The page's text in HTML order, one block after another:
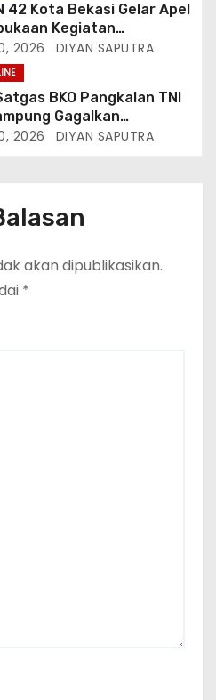
42 Kota Bekasi Gelar Apel
Kegiatan
2026 DIYAN SAPUTRA
BKO Pangkalan TNI
Gagalkan
Ribuan Liter
2026 DIYAN SAPUTRA
akan dipublikasikan.
*